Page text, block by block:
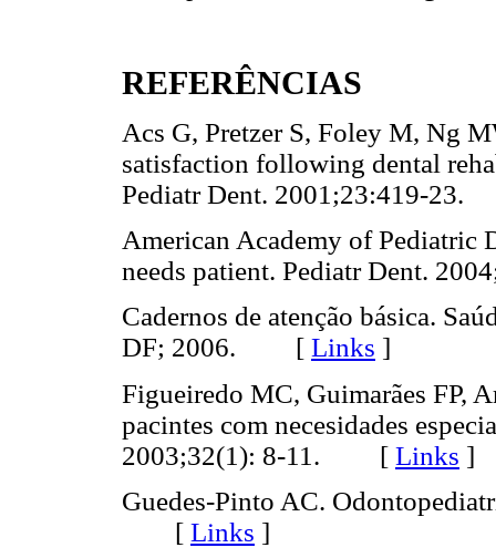
REFERÊNCIAS
Acs G, Pretzer S, Foley M, Ng
satisfaction following dental
Pediatr Dent. 2001;23:419-
American Academy of Pediatric
needs patient. Pediatr Dent.
Cadernos de atenção básica.
DF; 2006. [ Links ]
Figueiredo MC, Guimarães FP,
pacintes com necesidades
2003;32(1): 8-11. [ Links ]
Guedes-Pinto AC.
[ Links ]